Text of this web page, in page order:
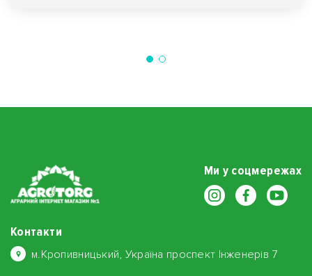
Ми у соцмережах
Контакти
м.Кропивницький, Україна проспект Інженерів 7